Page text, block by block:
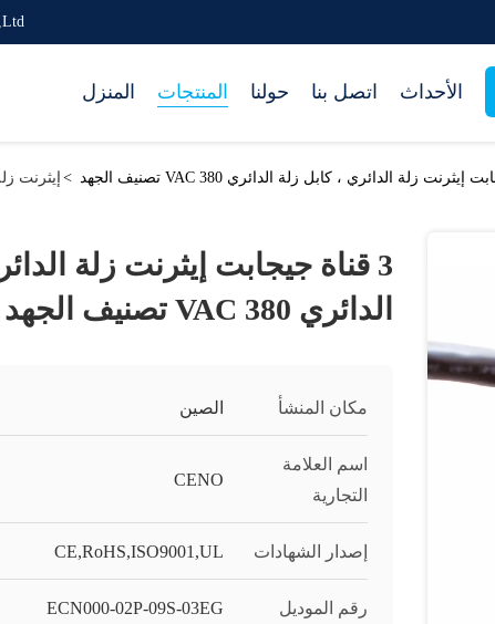
المنزل المنتجات حولنا اتصل بنا الأحداث
إيثرنت >
3 قناة جيجابت إيثرنت زلة
الدائري 380 VAC تصنيف الجهد
مكان المنشأ الصين
اسم العلامة
التجارية
CENO
إصدار الشهادات CE,RoHS,ISO9001,UL
رقم الموديل ECN000-02P-09S-03EG